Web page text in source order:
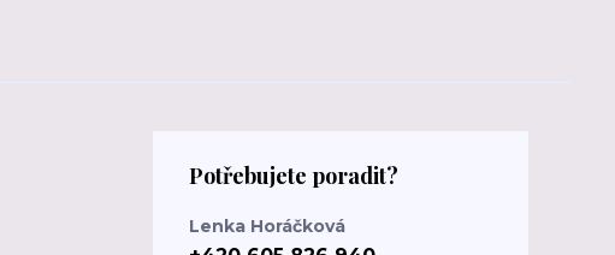
Potřebujete poradit?
Lenka Horáčková